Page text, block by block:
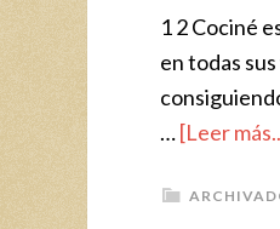
1 2 Cociné
en todas
…[Leer